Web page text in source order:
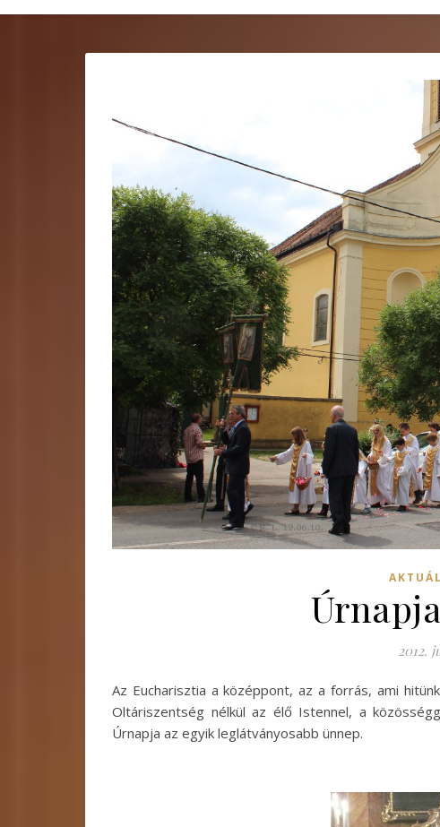
2012.
Az Eucharisztia a középpont, az a forrás, ami
Oltáriszentség nélkül az élő Istennel, a
Úrnapja az egyik leglátványosabb ünnep.